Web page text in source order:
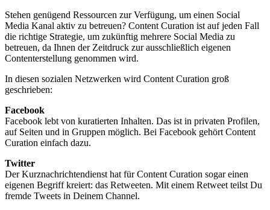
Stehen genügend Ressourcen zur Verfügung, um einen Social
Media Kanal aktiv zu betreuen? Content Curation ist auf jeden Fall
die richtige Strategie, um zukünftig mehrere Social Media zu
betreuen, da Ihnen der Zeitdruck zur ausschließlich eigenen
Contenterstellung genommen wird.
In diesen sozialen Netzwerken wird Content Curation groß
geschrieben:
Facebook
Facebook lebt von kuratierten Inhalten. Das ist in privaten Profilen,
auf Seiten und in Gruppen möglich. Bei Facebook gehört Content
Curation einfach dazu.
Twitter
Der Kurznachrichtendienst hat für Content Curation sogar einen
eigenen Begriff kreiert: das Retweeten. Mit einem Retweet teilst Du
fremde Tweets in Deinem Channel.